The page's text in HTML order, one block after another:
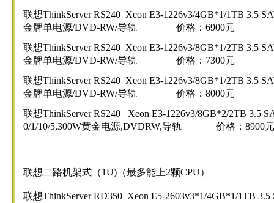
联想ThinkServer RS240 Xeon E3-1226v3/4GB*1/1TB 3.5
金牌单电源/DVD-RW/导轨 价格：6900元
联想ThinkServer RS240 Xeon E3-1226v3/8GB*1/2TB 3.5
金牌单电源/DVD-RW/导轨 价格：7300元
联想ThinkServer RS240 Xeon E3-1226v3/8GB*1/2TB 3.5
金牌单电源/DVD-RW/导轨 价格：8000元
联想ThinkServer RS240 Xeon E3-1226v3/8GB*2/2TB 3.5
0/1/10/5,300W黄金电源,DVDRW,导轨 价格：8900元
联想二路机架式（1U)（最多能上2颗CPU）
联想ThinkServer RD350 Xeon E5-2603v3*1/4GB*1/1TB